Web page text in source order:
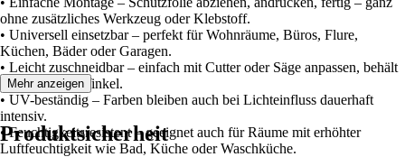
ohne zusätzliches Werkzeug oder Klebstoff.
• Universell einsetzbar – perfekt für Wohnräume, Büros, Flure,
Küchen, Bäder oder Garagen.
• Leicht zuschneidbar – einfach mit Cutter oder Säge anpassen, behält
sauberen 90°-Winkel.
• UV-beständig – Farben bleiben auch bei Lichteinfluss dauerhaft
intensiv.
• Feuchtigkeitsresistent – geeignet auch für Räume mit erhöhter
Luftfeuchtigkeit wie Bad, Küche oder Waschküche.
Mehr anzeigen
Produktsicherheit